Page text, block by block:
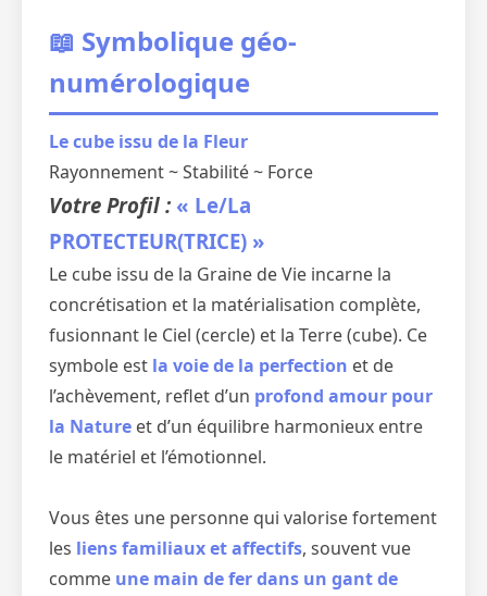
📖 Symbolique géo-
numérologique
Le cube issu de la Fleur
Rayonnement ~ Stabilité ~ Force
Votre Profil : « Le/La
PROTECTEUR(TRICE) »
Le cube issu de la Graine de Vie incarne la
concrétisation et la matérialisation complète,
fusionnant le Ciel (cercle) et la Terre (cube). Ce
symbole est la voie de la perfection et de
l’achèvement, reflet d’un profond amour pour
la Nature et d’un équilibre harmonieux entre
le matériel et l’émotionnel.
Vous êtes une personne qui valorise fortement
les liens familiaux et affectifs, souvent vue
comme une main de fer dans un gant de